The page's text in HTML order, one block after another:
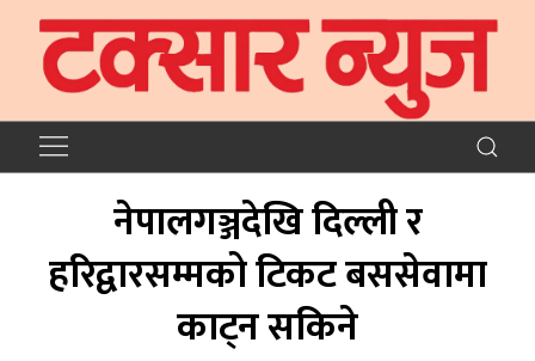
नेपालगञ्जदेखि दिल्ली र
हरिद्वारसम्मको टिकट बससेवामा
काट्न सकिने